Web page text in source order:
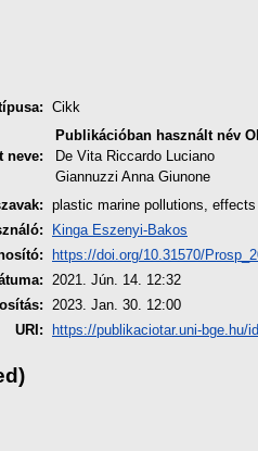
Cikk
neve:
Publikációban használt név
De Vita Riccardo Luciano
Giannuzzi Anna Giunone
plastic marine pollutions,
Kinga Eszenyi-Bakos
https://doi.org/10.31570/
2021. Jún. 14. 12:32
2023. Jan. 30. 12:00
URI:
https://publikaciotar.uni-bge.hu/